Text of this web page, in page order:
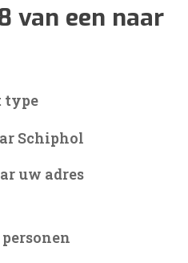
van een naar
type
Schiphol
uw adres